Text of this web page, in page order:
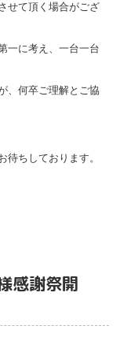
せて頂く場合がござ
一に考え、一台一台
、何卒ご理解とご協
待ちしております。
感謝祭開